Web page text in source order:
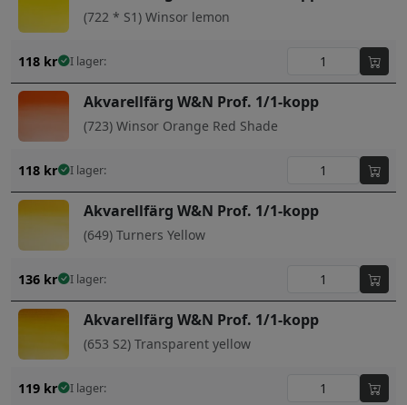
(722 * S1) Winsor lemon
118 kr I lager:
Akvarellfärg W&N Prof. 1/1-kopp
(723) Winsor Orange Red Shade
118 kr I lager:
Akvarellfärg W&N Prof. 1/1-kopp
(649) Turners Yellow
136 kr I lager:
Akvarellfärg W&N Prof. 1/1-kopp
(653 S2) Transparent yellow
119 kr I lager: